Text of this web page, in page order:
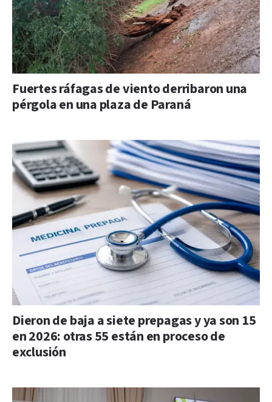
Fuertes ráfagas de viento derribaron una
pérgola en una plaza de Paraná
Dieron de baja a siete prepagas y ya son 15
en 2026: otras 55 están en proceso de
exclusión